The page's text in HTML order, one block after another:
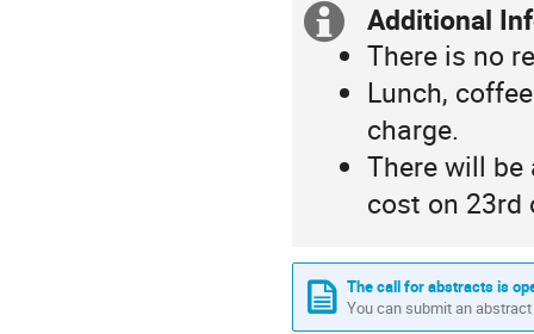
Extra
information
Additional
There is no
Lunch,
charge.
There will
cost on 23rd
The call for abstracts is
You can submit an